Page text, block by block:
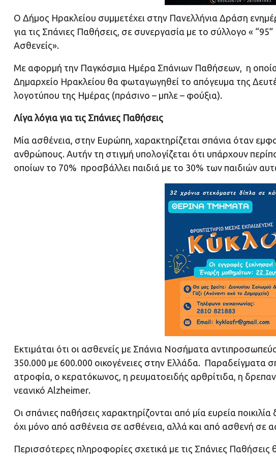
Ο Δήμος Ηρακλείου συμμετέχει στην Πανελλήνια Δράση
για τις Σπάνιες Παθήσεις, σε συνεργασία με το σύλλογο «
Ασθενείς».
Με αφορμή την Παγκόσμια Ημέρα Σπάνιων Παθήσεων, η
Δημαρχείο Ηρακλείου θα φωταγωγηθεί το απόγευμα της
λογοτύπου της Ημέρας (πράσινο – μπλε – φούξια).
Λίγα λόγια για τις Σπάνιες Παθήσεις
Μία ασθένεια, στην Ευρώπη, χαρακτηρίζεται σπάνια όταν
ανθρώπους. Αυτήν τη στιγμή υπολογίζεται ότι υπάρχουν
οποίων το 70% προσβάλλει παιδιά με το 30% των παιδιών
Εκτιμάται ότι οι ασθενείς με Σπάνια Νοσήματα
350.000 με 600.000 οικογένειες στην Ελλάδα. Παραδείγματα
ατροφία, ο κερατόκωνος, η ρευματοειδής αρθρίτιδα, η
νεανικό Alzheimer.
Οι σπάνιες παθήσεις χαρακτηρίζονται από μία ευρεία
όχι μόνο από ασθένεια σε ασθένεια, αλλά και από ασθενή σε
Περισσότερες πληροφορίες σχετικά με τις Σπάνιες